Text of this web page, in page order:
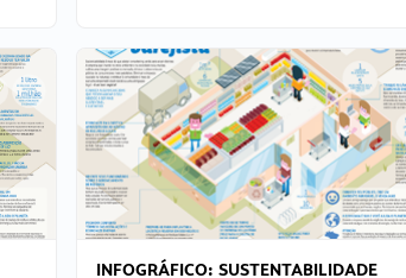
INFOGRÁFICO: SUSTENTABILIDADE